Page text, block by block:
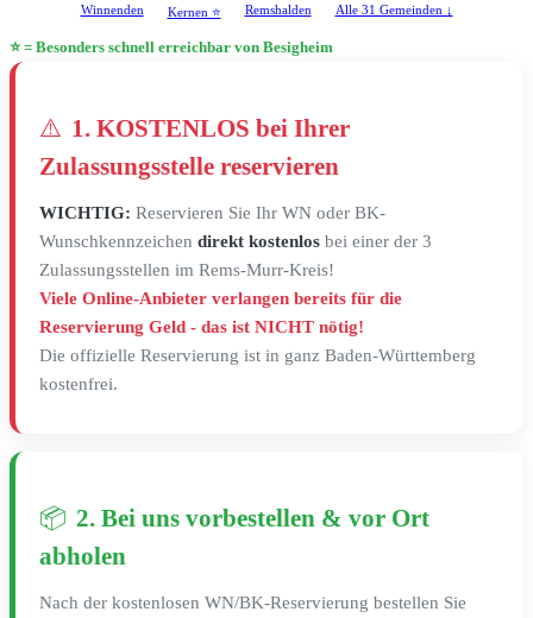
Winnenden Kernen ⭐ Remshalden Alle 31 Gemeinden ↓
⭐ = Besonders schnell erreichbar von Besigheim
⚠️ 1. KOSTENLOS bei Ihrer
Zulassungsstelle reservieren
WICHTIG: Reservieren Sie Ihr WN oder BK-
Wunschkennzeichen direkt kostenlos bei einer der 3
Zulassungsstellen im Rems-Murr-Kreis!
Viele Online-Anbieter verlangen bereits für die
Reservierung Geld - das ist NICHT nötig!
Die offizielle Reservierung ist in ganz Baden-Württemberg
kostenfrei.
📦 2. Bei uns vorbestellen & vor Ort
abholen
Nach der kostenlosen WN/BK-Reservierung bestellen Sie